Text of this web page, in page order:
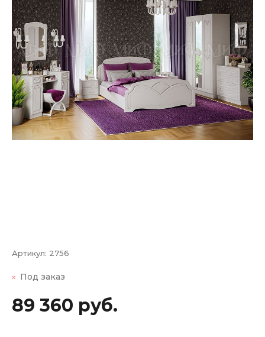
Артикул: 2756
Под заказ
89 360 руб.